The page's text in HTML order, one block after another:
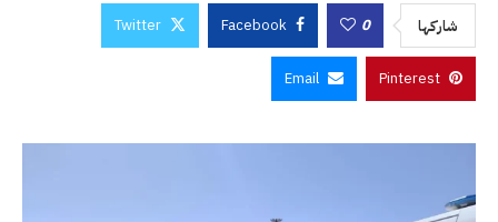
شاركها 0
Facebook
Twitter
Pinterest
Email